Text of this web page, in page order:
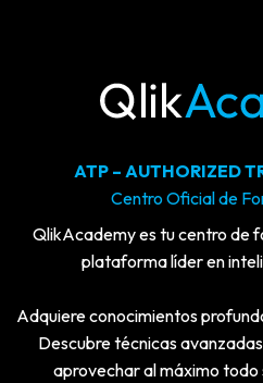
ATP – AUTHORIZED
Centro Oficial de
QlikAcademy es tu centro de
plataforma líder en
Adquiere conocimientos
Descubre técnicas
aprovechar al máximo todo